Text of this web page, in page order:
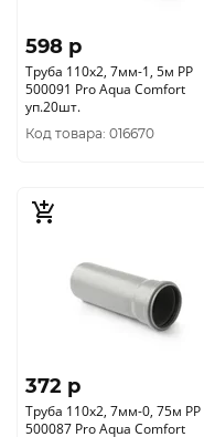
598 p
Труба 110х2, 7мм-1, 5м РР
500091 Pro Aqua Comfort
уп.20шт.
Код товара: 016670
372 p
Труба 110х2, 7мм-0, 75м РР
500087 Pro Aqua Comfort